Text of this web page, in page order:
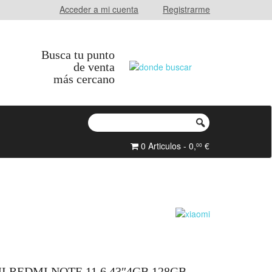
Acceder a mi cuenta Registrarme
Busca tu punto
de venta
más cercano
0 Articulos - 0,00 €